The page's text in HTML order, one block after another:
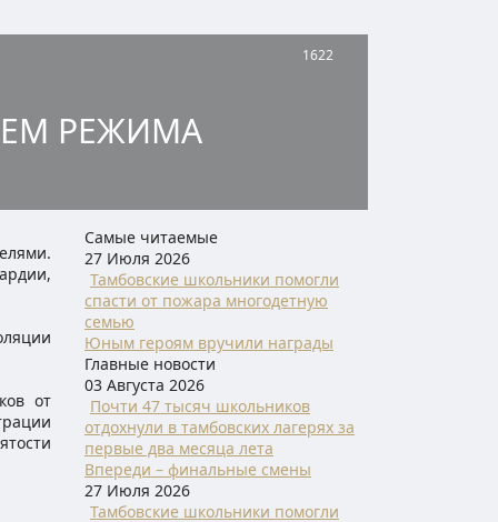
1622
РЕЖИМА
от
Самые читаемые
27 Июля 2026
Тамбовские школьники помогли
спасти от пожара многодетную
семью
Юным героям вручили награды
Главные новости
03 Августа 2026
Почти 47 тысяч школьников
отдохнули в тамбовских лагерях за
первые два месяца лета
Впереди – финальные смены
27 Июля 2026
Тамбовские школьники помогли